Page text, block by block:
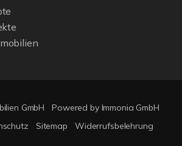
GmbH
Powered by Immonia GmbH
Sitemap Widerrufsbelehrung